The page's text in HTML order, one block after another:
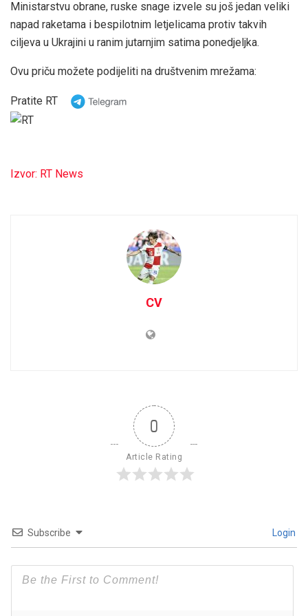
Ministarstvu obrane, ruske snage izvele su još jedan veliki
napad raketama i bespilotnim letjelicama protiv takvih
ciljeva u Ukrajini u ranim jutarnjim satima ponedjeljka.
Ovu priču možete podijeliti na društvenim mrežama:
Pratite RT
Izvor: RT News
CV
0
Article Rating
Subscribe Login